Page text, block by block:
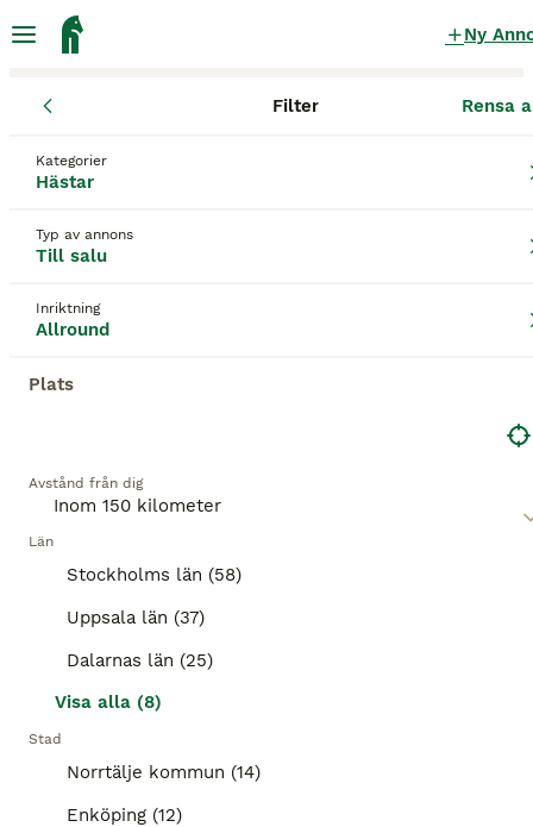
Ny
Filter Rensa
Kategorier
Hästar
Typ av annons
Till salu
Inriktning
Allround
Plats
Avstånd från dig
Län
Stockholms län (58)
Uppsala län (37)
Dalarnas län (25)
Visa alla (8)
Stad
Norrtälje kommun (14)
Enköping (12)
Allroundhästar till salu
Spara sökning
BOOST